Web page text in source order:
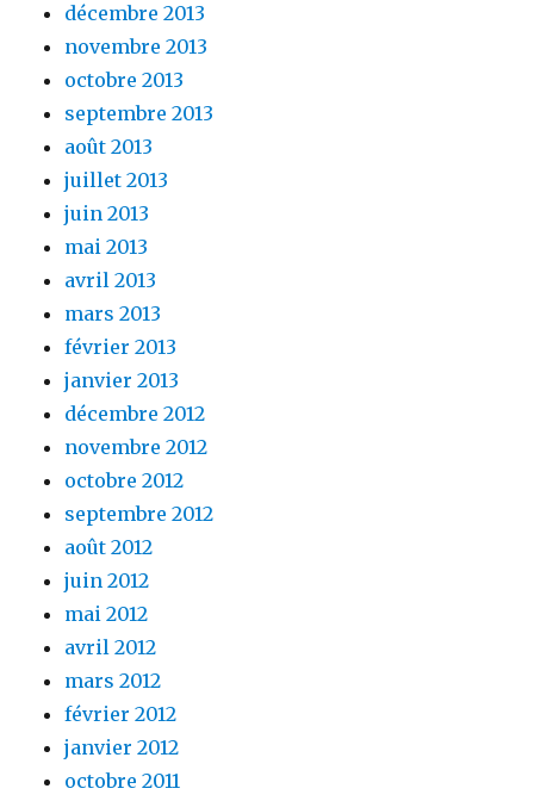
décembre 2013
novembre 2013
octobre 2013
septembre 2013
août 2013
juillet 2013
juin 2013
mai 2013
avril 2013
mars 2013
février 2013
janvier 2013
décembre 2012
novembre 2012
octobre 2012
septembre 2012
août 2012
juin 2012
mai 2012
avril 2012
mars 2012
février 2012
janvier 2012
octobre 2011